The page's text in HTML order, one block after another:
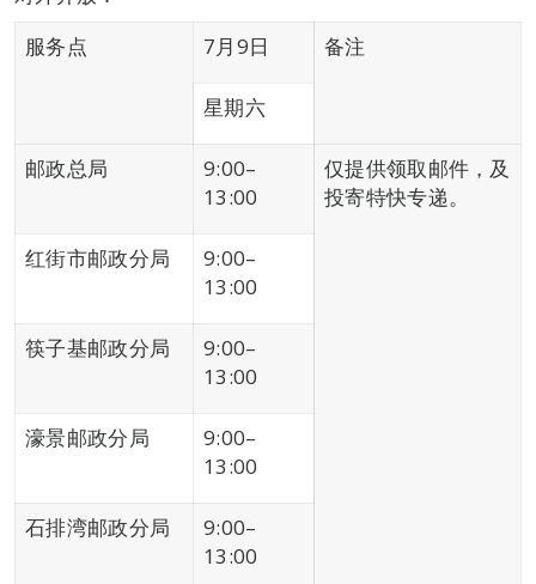
服务点
7月9日 备注
星期六
邮政总局
9:00–
13:00
仅提供领取邮件，及
投寄特快专递。
红街市邮政分局
9:00–
13:00
筷子基邮政分局
9:00–
13:00
濠景邮政分局
9:00–
13:00
石排湾邮政分局
9:00–
13:00